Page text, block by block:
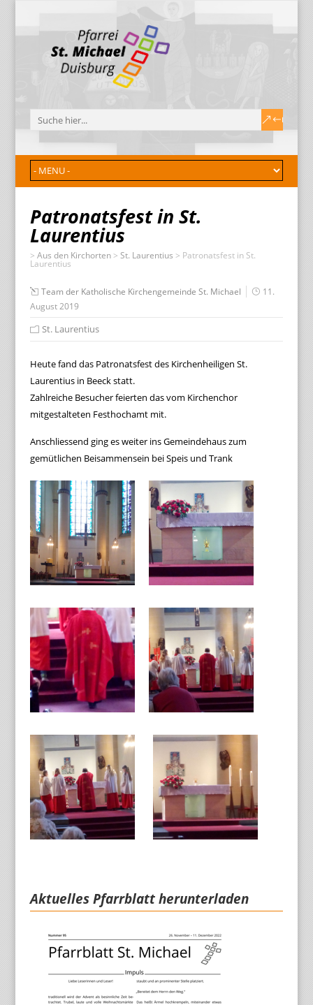
Patronatsfest in St.
Laurentius
> Aus den Kirchorten> St. Laurentius > Patronatsfest in St.
Laurentius
Team der Katholische Kirchengemeinde St. Michael
11.
August 2019
St. Laurentius
Heute fand das Patronatsfest des Kirchenheiligen St.
Laurentius in Beeck statt.
Zahlreiche Besucher feierten das vom Kirchenchor
mitgestalteten Festhochamt mit.
Anschliessend ging es weiter ins Gemeindehaus zum
gemütlichen Beisammensein bei Speis und Trank
Aktuelles Pfarrblatt herunterladen